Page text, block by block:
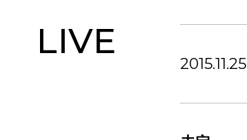
LIVE
2015.11.25